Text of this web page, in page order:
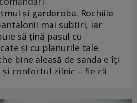
și garderoba. Rochiile
mai subțiri, iar
să țină pasul cu
și cu planurile tale
bine aleasă de sandale îți
confortul zilnic – fie că